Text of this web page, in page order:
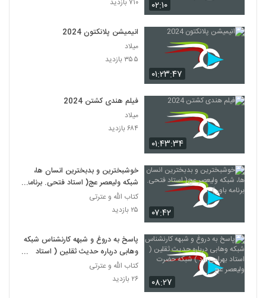
۰۲:۱۰
۰۱:۲۳:۴۷
انیمیشن پلانکتون 2024
میلاد
۳۵۵ بازدید
۰۱:۴۳:۳۴
فیلم هندی کشتن 2024
میلاد
۶۸۴ بازدید
۰۷:۴۲
خوشبخترین و بدبخترین انسان ها،
شبکه ولیعصر عج( استاد فتحی. برنامه
باور )
کتاب الله و عترتی
۲۵ بازدید
۰۸:۲۷
پاسخ به دروغ و شبهه کارنشناس شبکه
وهابی درباره حدیث ثقلین ( استاد
بهرامی زاد ) شبکه حضرت ولیعصر عج
کتاب الله و عترتی
۲۶ بازدید